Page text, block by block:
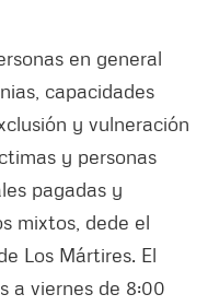
en general
capacidades
y vulneración
y personas
pagadas y
mixtos, dede el
Los Mártires. El
a viernes de 8:00